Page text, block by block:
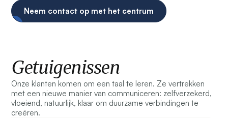
Neem contact op met het centrum
Getuigenissen
Onze klanten komen om een taal te leren. Ze vertrekken
met een nieuwe manier van communiceren: zelfverzekerd,
vloeiend, natuurlijk, klaar om duurzame verbindingen te
creëren.